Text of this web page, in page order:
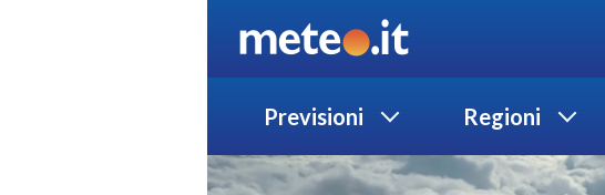
Previsioni Regioni